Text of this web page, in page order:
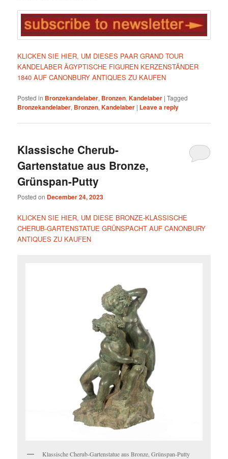
KLICKEN SIE HIER, UM DIESES PAAR GRAND TOUR
KANDELABER ÄGYPTISCHE FIGUREN KERZENSTÄNDER
1840 AUF CANONBURY ANTIQUES ZU KAUFEN
Posted in Bronzekandelaber, Bronzen,Kandelaber |Tagged
Bronzekandelaber, Bronzen,Kandelaber | Leave a reply
Klassische Cherub-
Gartenstatue aus Bronze,
Grünspan-Putty
Posted on December 24, 2023
KLICKEN SIE HIER, UM DIESE BRONZE-KLASSISCHE
CHERUB-GARTENSTATUE GRÜNSPACHT AUF CANONBURY
ANTIQUES ZU KAUFEN
Klassische Cherub-Gartenstatue aus Bronze, Grünspan-Putty